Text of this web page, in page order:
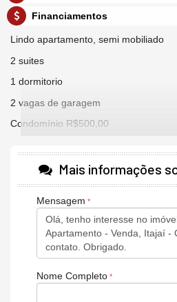
Financiamentos
Lindo apartamento, semi mobiliado
2 suites
1 dormitorio
2 vagas de garagem
Condomínio R$500,00
Mais informações
Mensagem
Nome Completo